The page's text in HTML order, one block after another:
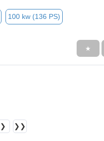
100 kw (136 PS)
★
❯ ❯❯